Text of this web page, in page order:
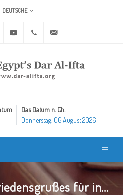
DEUTSCHE
Twitter Youtube +20 2 25970400
Das Datum n. Ch.
Donnerstag, 06 August 2026
für in...